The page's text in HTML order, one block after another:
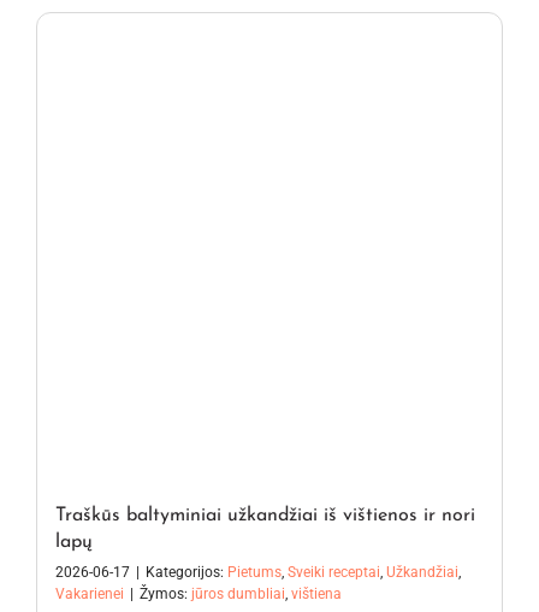
Traškūs baltyminiai užkandžiai iš vištienos ir nori
lapų
2026-06-17 Kategorijos: Pietums, Sveiki receptai, Užkandžiai,
Vakarienei
Žymos: jūros dumbliai, vištiena